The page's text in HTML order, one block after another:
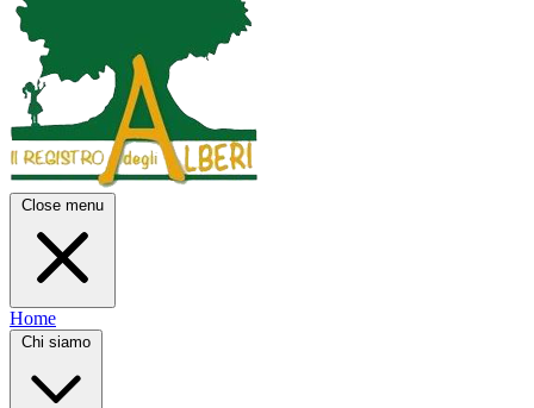
Close menu
Home
Chi siamo